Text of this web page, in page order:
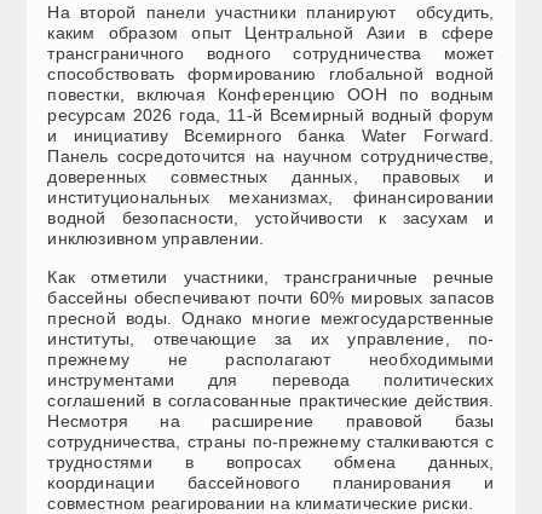
На второй панели участники планируют обсудить,
каким образом опыт Центральной Азии в сфере
трансграничного водного сотрудничества может
способствовать формированию глобальной водной
повестки, включая Конференцию ООН по водным
ресурсам 2026 года, 11-й Всемирный водный форум
и инициативу Всемирного банка Water Forward.
Панель сосредоточится на научном сотрудничестве,
доверенных совместных данных, правовых и
институциональных механизмах, финансировании
водной безопасности, устойчивости к засухам и
инклюзивном управлении.
Как отметили участники, трансграничные речные
бассейны обеспечивают почти 60% мировых запасов
пресной воды. Однако многие межгосударственные
институты, отвечающие за их управление, по-
прежнему не располагают необходимыми
инструментами для перевода политических
соглашений в согласованные практические действия.
Несмотря на расширение правовой базы
сотрудничества, страны по-прежнему сталкиваются с
трудностями в вопросах обмена данных,
координации бассейнового планирования и
совместном реагировании на климатические риски.